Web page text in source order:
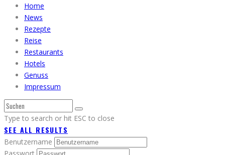
Home
News
Rezepte
Reise
Restaurants
Hotels
Genuss
Impressum
Type to search or hit ESC to close
SEE ALL RESULTS
Benutzername
Passwort